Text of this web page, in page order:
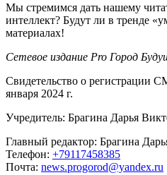
Мы стремимся дать нашему
интеллект? Будут ли в тренде
материалах!
Сетевое издание Pro Город
Свидетельство о регистрации
января 2024 г.
Учредитель: Брагина Дарья
Главный редактор: Брагина
Телефон: +79117458385
Почта: news.progorod@yandex.ru